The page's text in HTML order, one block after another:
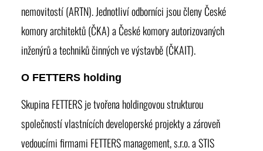
nemovitostí (ARTN). Jednotliví odborníci jsou členy České
komory architektů (ČKA) a České komory autorizovaných
inženýrů a techniků činných ve výstavbě (ČKAIT).
O FETTERS holding
Skupina FETTERS je tvořena holdingovou strukturou
společností vlastnících developerské projekty a zároveň
vedoucími firmami FETTERS management, s.r.o. a STIS